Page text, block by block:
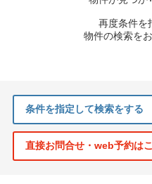
再度条件を
物件の検索を
条件を指定して検索をする
直接お問合せ・web予約は